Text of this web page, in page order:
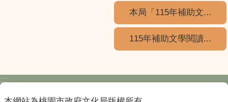
本局「115年補助文...
115年補助文學閱讀...
:::